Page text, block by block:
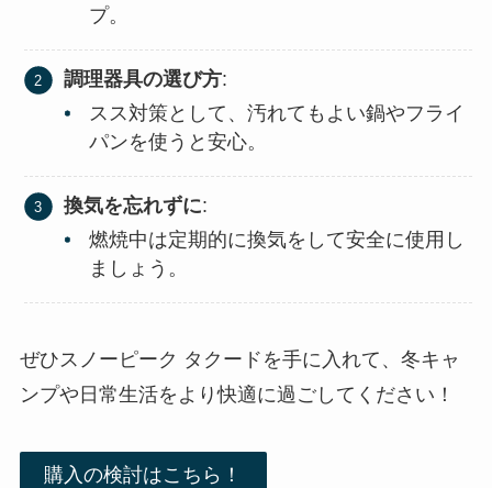
プ。
調理器具の選び方:
スス対策として、汚れてもよい鍋やフライ
パンを使うと安心。
換気を忘れずに:
燃焼中は定期的に換気をして安全に使用し
ましょう。
ぜひスノーピーク タクードを手に入れて、冬キャ
ンプや日常生活をより快適に過ごしてください！
購入の検討はこちら！